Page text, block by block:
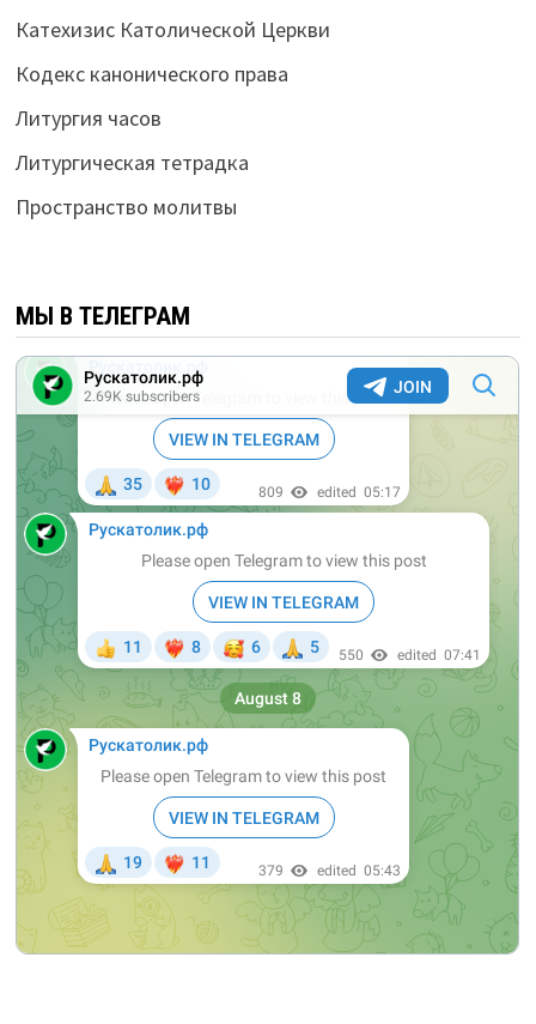
Катехизис Католической Церкви
Кодекс канонического права
Литургия часов
Литургическая тетрадка
Пространство молитвы
МЫ В ТЕЛЕГРАМ